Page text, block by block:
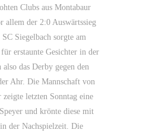
Clubs aus Montabaur
allem der 2:0 Auswärtssieg
Siegelbach sorgte am
erstaunte Gesichter in der
das Derby gegen den
Ahr. Die Mannschaft von
letzten Sonntag eine
und krönte diese mit
der Nachspielzeit. Die